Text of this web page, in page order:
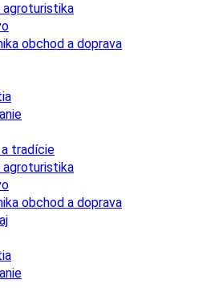
agroturistika
obchod a doprava
a tradície
agroturistika
obchod a doprava